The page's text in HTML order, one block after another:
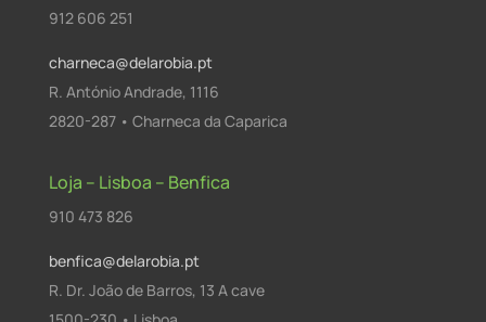
912 606 251
charneca@delarobia.pt
R. António Andrade, 1116
2820-287 • Charneca da Caparica
Loja – Lisboa – Benfica
910 473 826
benfica@delarobia.pt
R. Dr. João de Barros, 13 A cave